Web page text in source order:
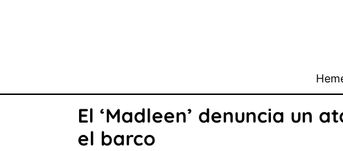
El ‘Madleen’ denuncia un
el barco